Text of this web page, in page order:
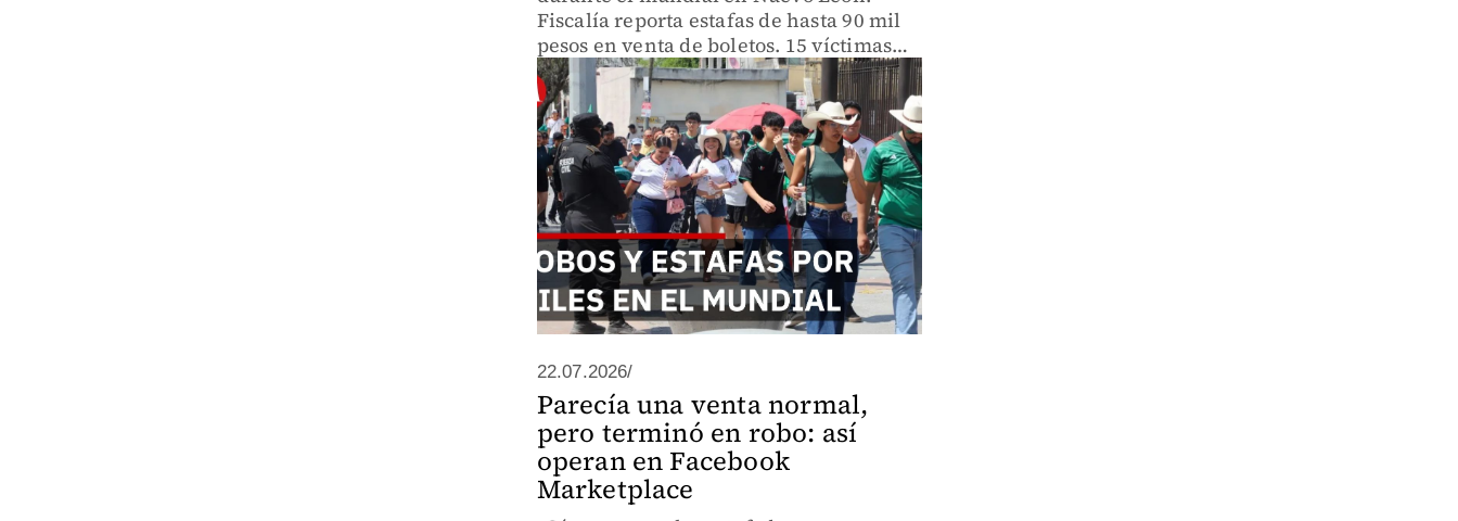
Fiscalía reporta estafas de hasta 90 mil
pesos en venta de boletos. 15 víctimas
recuperaron sus pertenencias; presuntos
responsables aún no comparecen ante
ministerio público.
22.07.2026/
Parecía una venta normal,
pero terminó en robo: así
operan en Facebook
Marketplace